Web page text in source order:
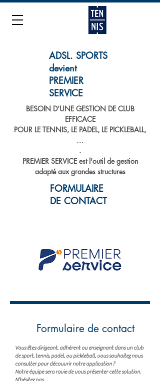
ADSL. SPORTS
devient
PREMIER
SERVICE
BESOIN D’UNE GESTION DE CLUB
EFFICACE
POUR LE TENNIS, LE PADEL, LE PICKLEBALL,
…
.
PREMIER SERVICEest l'outil de gestion
adapté aux grandes structures
FORMULAIRE
DE CONTACT
Formulaire de contact
Vous êtes dirigeant, adhérent ou enseignant dans un club
de sport, tennis, padel, ou pickleball, vous souhaitez nous
consulter pour découvrir notre application ?
Notre équipe sera ravie de vous présenter cette solution.